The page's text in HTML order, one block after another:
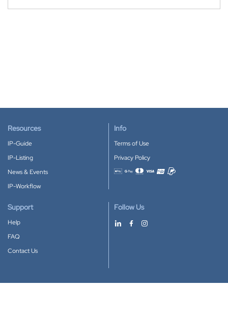
Resources
IP-Guide
IP-Listing
News & Events
IP-Workflow
Info
Terms of Use
Privacy Policy
Accepted payment methods
Support
Help
FAQ
Contact Us
Follow Us